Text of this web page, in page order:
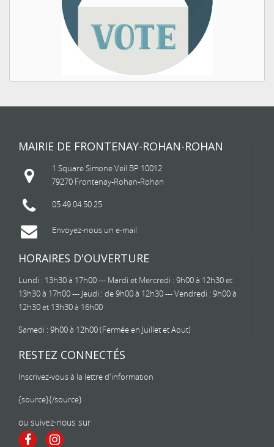
MAIRIE DE FRONTENAY-ROHAN-ROHAN
1 Square Simone Veil BP 10012
79270 Frontenay-Rohan-Rohan
05 49 04 50 25
Envoyez-nous un e-mail
HORAIRES D'OUVERTURE
Lundi : 13h30 à 17h00 --- Mardi et Mercredi : 9h00 à 12h30 et
13h30 à 17h00 --- Jeudi : de 9h00 à 12h30 --- Vendredi : 9h00 à
12h30 et 13h30 à 16h00
Samedi : 9h00 à 12h00 (Fermée en Juillet et Aout)
RESTEZ CONNECTÉS
Inscrivez-vous à la lettre d'information
{source}{/source}
ou suivez-nous sur